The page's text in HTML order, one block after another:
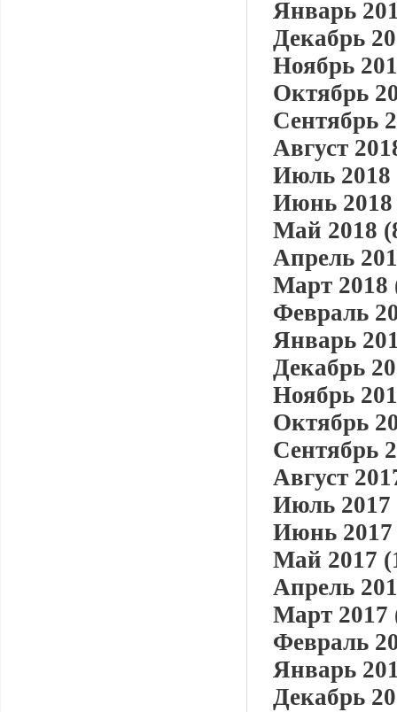
Январь
Декабрь
Ноябрь
Октябрь
Сентябрь
Август
Июль 2018
Июнь 2018
Май 2018
Апрель
Март 2018
Февраль
Январь
Декабрь
Ноябрь
Октябрь
Сентябрь
Август
Июль 2017
Июнь 2017
Май 2017
Апрель
Март 2017
Февраль
Январь
Декабрь